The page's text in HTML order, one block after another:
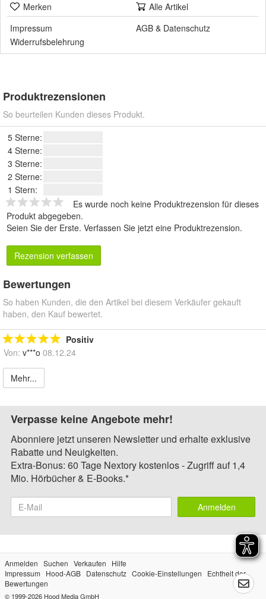
Merken
Alle Artikel
Impressum
AGB & Datenschutz
Widerrufsbelehrung
Produktrezensionen
So beurteilen Kunden dieses Produkt.
5 Sterne:
4 Sterne:
3 Sterne:
2 Sterne:
1 Stern:
Es wurde noch keine Produktrezension für dieses
Produkt abgegeben.
Seien Sie der Erste. Verfassen Sie jetzt eine Produktrezension.
Rezension verfassen
Bewertungen
So haben Kunden, die den Artikel bei diesem Verkäufer gekauft
haben, den Kauf bewertet.
Positiv
Von: v***o 08.12.24
Mehr...
Verpasse keine Angebote mehr!
Abonniere jetzt unseren Newsletter und erhalte exklusive
Rabatte und Neuigkeiten.
Extra-Bonus: 60 Tage Nextory kostenlos - Zugriff auf 1,4
Mio. Hörbücher & E-Books.*
Anmelden
Anmelden Suchen Verkaufen
Hilfe
Impressum
Hood-AGB Datenschutz Cookie-Einstellungen
Echtheit der
Bewertungen
© 1999-2026 Hood Media GmbH